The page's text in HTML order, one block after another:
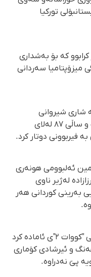
تورکیا
کە بۆ بەشداری
میزۆپتامیا سەردانی
هەتاوی لە شاری شیروانی
پارێزگای خوراسانی باکوور لەدایک بووە و ساڵی ٨٧ لەلای
فیربوونی دوتار کرد.
کوردە ساڵی ٨٩ یەکەمین ئەلبوومی هونەری
لەژیر ناوی
بەرینی کوردانی هەر
یەلدا عەباسی پاش دوو ساڵ ئەڵبوومی "کووات ٢"ی ئامادە کرد
و ئیرشادی کۆماری
پێ نەدراوە.